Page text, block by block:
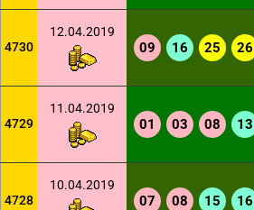
4730
12.04.2019
09 16 25 26
4729
11.04.2019
01 03 08 13
4728
10.04.2019
07 08 15 16